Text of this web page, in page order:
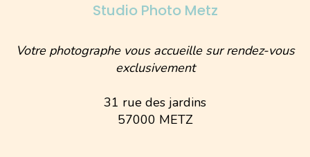
Studio Photo Metz
Votre photographe vous accueille sur rendez-vous
exclusivement
31 rue des jardins
57000 METZ